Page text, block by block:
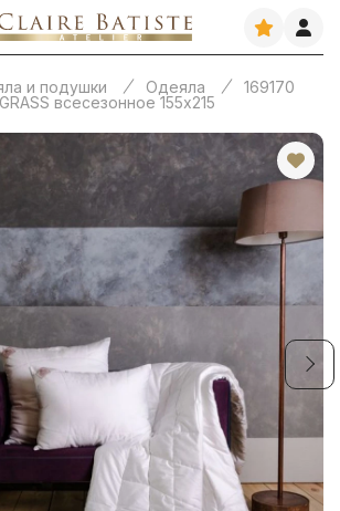
и подушки Одеяла
169170
всесезонное 155х215